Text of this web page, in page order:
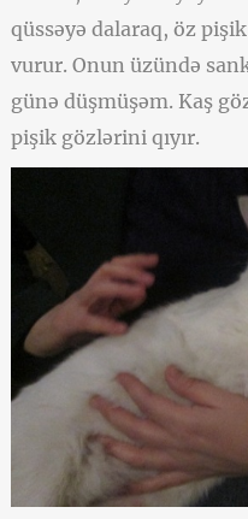
qüssəyə dalaraq, öz
vurur. Onun üzündə
günə düşmüşəm. Kaş
pişik gözlərini qıyır.